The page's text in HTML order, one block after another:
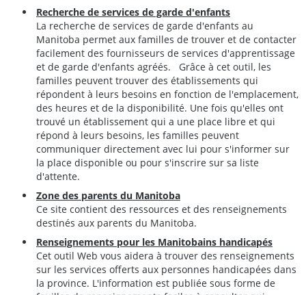
Recherche de services de garde d'enfants
La recherche de services de garde d'enfants au
Manitoba permet aux familles de trouver et de contacter
facilement des fournisseurs de services d'apprentissage
et de garde d'enfants agréés. Grâce à cet outil, les
familles peuvent trouver des établissements qui
répondent à leurs besoins en fonction de l'emplacement,
des heures et de la disponibilité. Une fois qu'elles ont
trouvé un établissement qui a une place libre et qui
répond à leurs besoins, les familles peuvent
communiquer directement avec lui pour s'informer sur
la place disponible ou pour s'inscrire sur sa liste
d'attente.
Zone des parents du Manitoba
Ce site contient des ressources et des renseignements
destinés aux parents du Manitoba.
Renseignements pour les Manitobains handicapés
Cet outil Web vous aidera à trouver des renseignements
sur les services offerts aux personnes handicapées dans
la province. L'information est publiée sous forme de